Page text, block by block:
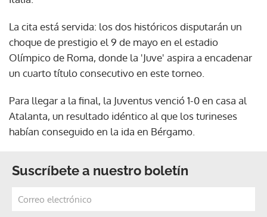
La cita está servida: los dos históricos disputarán un
choque de prestigio el 9 de mayo en el estadio
Olímpico de Roma, donde la 'Juve' aspira a encadenar
un cuarto título consecutivo en este torneo.
Para llegar a la final, la Juventus venció 1-0 en casa al
Atalanta, un resultado idéntico al que los turineses
habían conseguido en la ida en Bérgamo.
Suscríbete a nuestro boletín